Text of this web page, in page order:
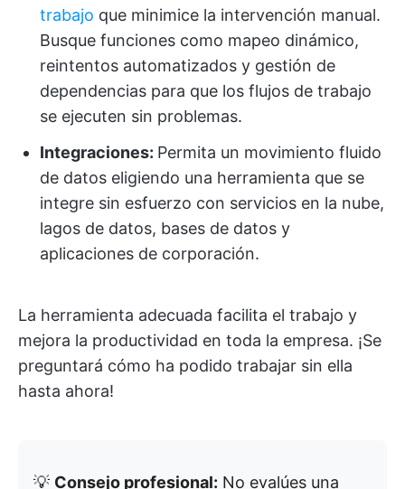
trabajo que minimice la intervención manual.
Busque funciones como mapeo dinámico,
reintentos automatizados y gestión de
dependencias para que los flujos de trabajo
se ejecuten sin problemas.
Integraciones: Permita un movimiento fluido
de datos eligiendo una herramienta que se
integre sin esfuerzo con servicios en la nube,
lagos de datos, bases de datos y
aplicaciones de corporación.
La herramienta adecuada facilita el trabajo y
mejora la productividad en toda la empresa. ¡Se
preguntará cómo ha podido trabajar sin ella
hasta ahora!
💡 Consejo profesional: No evalúes una